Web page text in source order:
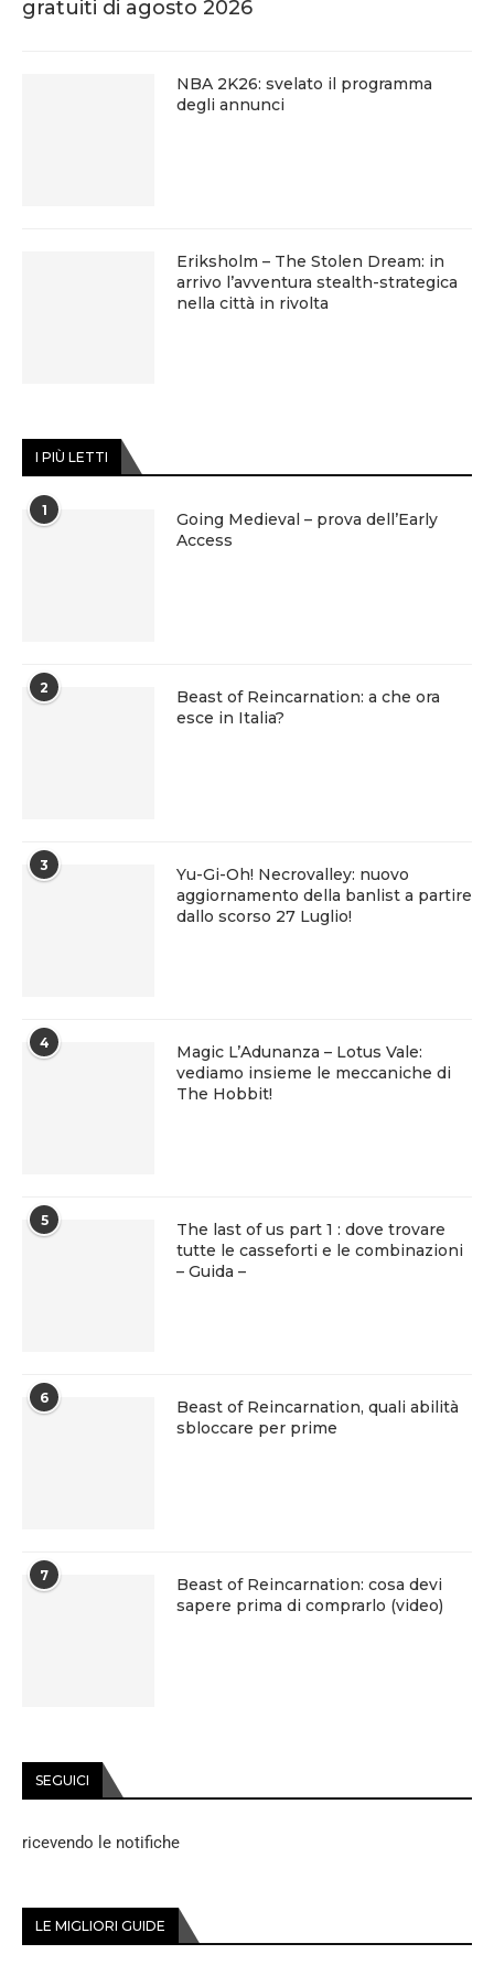
gratuiti di agosto 2026
NBA 2K26: svelato il programma
degli annunci
Eriksholm – The Stolen Dream: in
arrivo l’avventura stealth-strategica
nella città in rivolta
I PIÙ LETTI
1
Going Medieval – prova dell’Early
Access
2
Beast of Reincarnation: a che ora
esce in Italia?
3
Yu-Gi-Oh! Necrovalley: nuovo
aggiornamento della banlist a partire
dallo scorso 27 Luglio!
4
Magic L’Adunanza – Lotus Vale:
vediamo insieme le meccaniche di
The Hobbit!
5
The last of us part 1 : dove trovare
tutte le casseforti e le combinazioni
– Guida –
6
Beast of Reincarnation, quali abilità
sbloccare per prime
7
Beast of Reincarnation: cosa devi
sapere prima di comprarlo (video)
SEGUICI
ricevendo le notifiche
LE MIGLIORI GUIDE